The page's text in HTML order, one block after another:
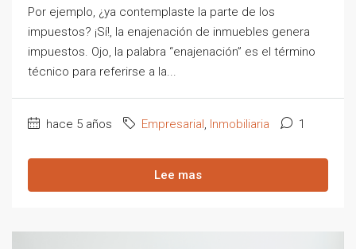
Por ejemplo, ¿ya contemplaste la parte de los
impuestos? ¡Sí!, la enajenación de inmuebles genera
impuestos. Ojo, la palabra “enajenación” es el término
técnico para referirse a la...
hace 5 años Empresarial, Inmobiliaria 1
Lee mas